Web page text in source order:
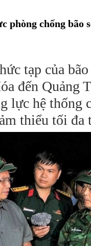
phòng chống bão
tạp của
đến Quảng
lực hệ thống
thiểu tối đa